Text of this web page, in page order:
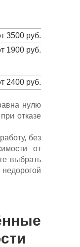
3500 руб.
1900 руб.
2400 руб.
нулю
отказе
без
от
выбрать